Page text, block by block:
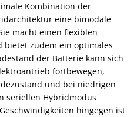
Kombination der
eine bimodale
macht einen flexiblen
bietet zudem ein optimales
der Batterie kann sich
fortbewegen,
und bei niedrigen
seriellen Hybridmodus
hingegen ist